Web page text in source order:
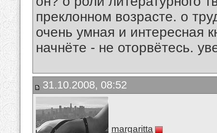
преклонном возрасте. о
очень умная и интересная
начнёте - не оторвётесь.
31.10.2008, 08:52
margaritta